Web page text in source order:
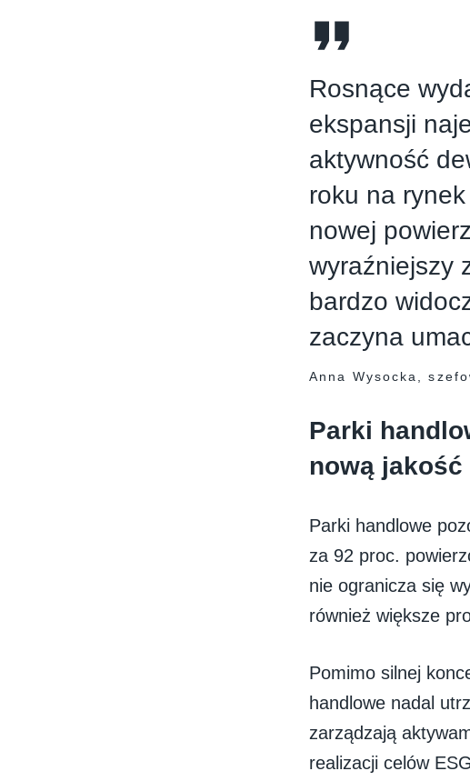
Rosnące
ekspansji
aktywność
roku na
nowej
wyraźniejszy
bardzo
zaczyna
Anna Wysocka,
Parki
nową jakość
Parki handlowe
za 92 proc.
nie ogranicza się
również większe
Pomimo silnej
handlowe nadal
zarządzają
realizacji celów